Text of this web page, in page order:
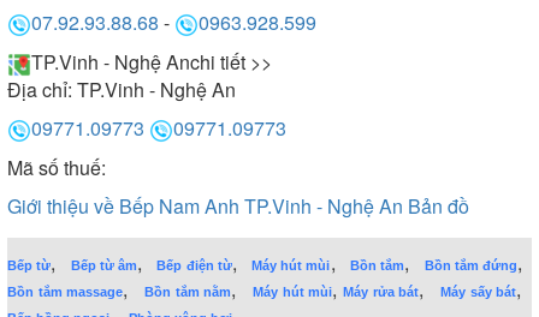
07.92.93.88.68 -
0963.928.599
TP.Vinh - Nghệ Anchi tiết >>
Địa chỉ: TP.Vinh - Nghệ An
09771.09773
09771.09773
Mã số thuế:
Giới thiệu về Bếp Nam Anh TP.Vinh - Nghệ An Bản đồ
Bếp từ, Bếp từ âm,Bếp điện từ,Máy hút mùi, Bồn tắm, Bồn tắm đứng,
Bồn tắm massage,Bồn tắm nằm,Máy hút mùi,Máy rửa bát,Máy sấy bát,